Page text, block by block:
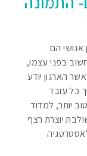
אנושי הם
בפני עצמו,
הארגון יודע
כל עובד
יותר, למדוד
יוצרת רצף